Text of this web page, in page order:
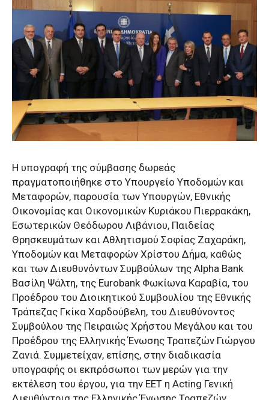
Η υπογραφή της σύμβασης δωρεάς
πραγματοποιήθηκε στο Υπουργείο Υποδομών και
Μεταφορών, παρουσία των Υπουργών, Εθνικής
Οικονομίας και Οικονομικών Κυριάκου Πιερρακάκη,
Εσωτερικών Θεόδωρου Λιβάνιου, Παιδείας
Θρησκευμάτων και Αθλητισμού Σοφίας Ζαχαράκη,
Υποδομών και Μεταφορών Χρίστου Δήμα, καθώς
και των Διευθυνόντων Συμβούλων της Alpha Bank
Βασίλη Ψάλτη, της Eurobank Φωκίωνα Καραβία, του
Προέδρου του Διοικητικού Συμβουλίου της Εθνικής
Τράπεζας Γκίκα Χαρδούβελη, του Διευθύνοντος
Συμβούλου της Πειραιώς Χρήστου Μεγάλου και του
Προέδρου της Ελληνικής Ένωσης Τραπεζών Γιώργου
Ζανιά. Συμμετείχαν, επίσης, στην διαδικασία
υπογραφής οι εκπρόσωποι των μερών για την
εκτέλεση του έργου, για την ΕΕΤ η Acting Γενική